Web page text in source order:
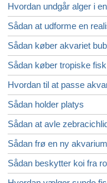
Hvordan undgår alger i
Sådan at udforme en
Sådan køber akvariet
Sådan køber tropiske fisk
Hvordan til at passe
Sådan holder platys
Sådan at avle
Sådan frø en ny
Sådan beskytter koi fra